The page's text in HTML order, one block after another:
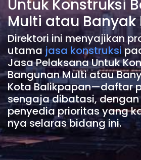
Untuk Konstruksi
Multi atau Banyak
Direktori ini menyajikan
utama jasa konstruksi
Jasa Pelaksana Untuk
Bangunan Multi atau
Kota Balikpapan—daftar
sengaja dibatasi,
penyedia prioritas yang
nya selaras bidang ini.